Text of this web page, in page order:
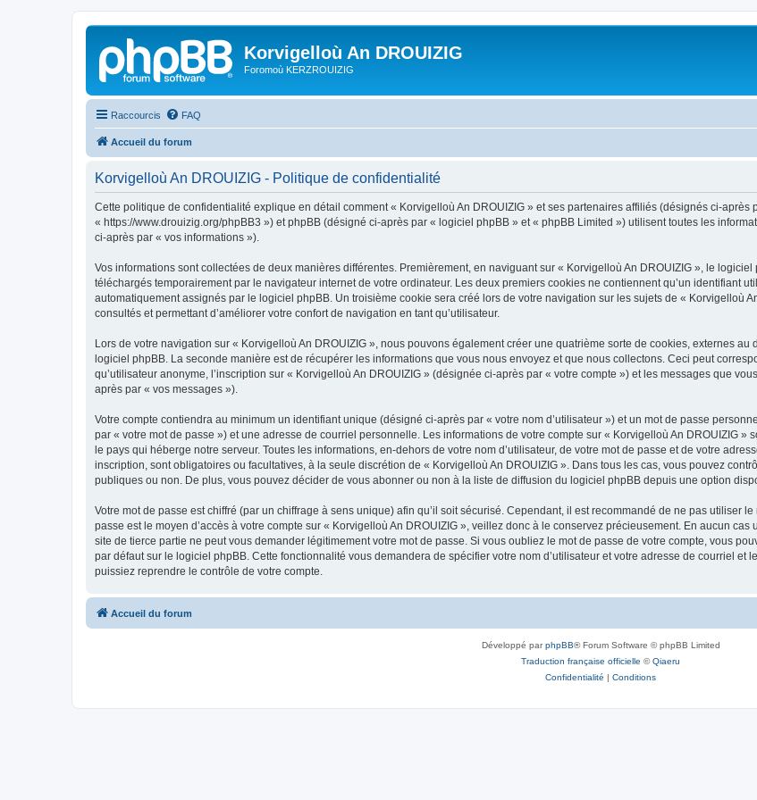
Korvigelloù An DROUIZIG
Foromoù KERZROUIZIG
Raccourcis FAQ
Accueil du forum
Korvigelloù An DROUIZIG - Politique de confidentialité
Cette politique de confidentialité explique en détail comment « Korvigelloù An DROUIZIG » et ses partenaires affiliés (désignés ci-après
« https://www.drouizig.org/phpBB3 ») et phpBB (désigné ci-après par « logiciel phpBB » et « phpBB Limited ») utilisent toutes les
ci-après par « vos informations »).
Vos informations sont collectées de deux manières différentes. Premièrement, en naviguant sur « Korvigelloù An DROUIZIG », le
téléchargés temporairement par le navigateur internet de votre ordinateur. Les deux premiers cookies ne contiennent qu’un identifiant
automatiquement assignés par le logiciel phpBB. Un troisième cookie sera créé lors de votre navigation sur les sujets de « Korvigelloù
consultés et permettant d’améliorer votre confort de navigation en tant qu’utilisateur.
Lors de votre navigation sur « Korvigelloù An DROUIZIG », nous pouvons également créer une quatrième sorte de cookies, externes
logiciel phpBB. La seconde manière est de récupérer les informations que vous nous envoyez et que nous collectons. Ceci peut
qu’utilisateur anonyme, l’inscription sur « Korvigelloù An DROUIZIG » (désignée ci-après par « votre compte ») et les messages que
après par « vos messages »).
Votre compte contiendra au minimum un identifiant unique (désigné ci-après par « votre nom d’utilisateur ») et un mot de passe
par « votre mot de passe ») et une adresse de courriel personnelle. Les informations de votre compte sur « Korvigelloù An DROUIZIG
le pays qui héberge notre serveur. Toutes les informations, en-dehors de votre nom d’utilisateur, de votre mot de passe et de votre
inscription, sont obligatoires ou facultatives, à la seule discrétion de « Korvigelloù An DROUIZIG ». Dans tous les cas, vous pouvez
publiques ou non. De plus, vous pouvez décider de vous abonner ou non à la liste de diffusion du logiciel phpBB depuis une option
Votre mot de passe est chiffré (par un chiffrage à sens unique) afin qu’il soit sécurisé. Cependant, il est recommandé de ne pas utiliser
passe est le moyen d’accès à votre compte sur « Korvigelloù An DROUIZIG », veillez donc à le conservez précieusement. En aucun
site de tierce partie ne peut vous demander légitimement votre mot de passe. Si vous oubliez le mot de passe de votre compte, vous
par défaut sur le logiciel phpBB. Cette fonctionnalité vous demandera de spécifier votre nom d’utilisateur et votre adresse de courriel
puissiez reprendre le contrôle de votre compte.
Accueil du forum
Développé parphpBB® Forum Software © phpBB Limited
Traduction française officielle ©Qiaeru
Confidentialité | Conditions